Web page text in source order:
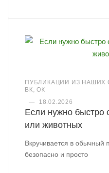
ПУБЛИКАЦИИ ИЗ НАШИХ
ВК, ОК
—
18.02.2026
Если нужно быстро
или животных
Вкручивается в обычный
безопасно и просто